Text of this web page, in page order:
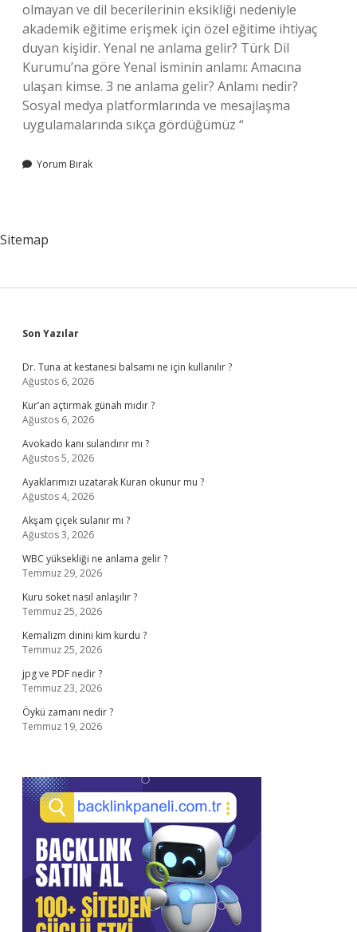
olmayan ve dil becerilerinin eksikliği nedeniyle
akademik eğitime erişmek için özel eğitime ihtiyaç
duyan kişidir. Yenal ne anlama gelir? Türk Dil
Kurumu’na göre Yenal isminin anlamı: Amacına
ulaşan kimse. 3 ne anlama gelir? Anlamı nedir?
Sosyal medya platformlarında ve mesajlaşma
uygulamalarında sıkça gördüğümüz “
Yorum Bırak
Sitemap
Sidebar
Son Yazılar
Dr. Tuna at kestanesi balsamı ne için kullanılır ?
Ağustos 6, 2026
Kur’an açtırmak günah mıdır ?
Ağustos 6, 2026
Avokado kanı sulandırır mı ?
Ağustos 5, 2026
Ayaklarımızı uzatarak Kuran okunur mu ?
Ağustos 4, 2026
Akşam çiçek sulanır mı ?
Ağustos 3, 2026
WBC yüksekliği ne anlama gelir ?
Temmuz 29, 2026
Kuru soket nasıl anlaşılır ?
Temmuz 25, 2026
Kemalizm dinini kim kurdu ?
Temmuz 25, 2026
jpg ve PDF nedir ?
Temmuz 23, 2026
Öykü zamanı nedir ?
Temmuz 19, 2026